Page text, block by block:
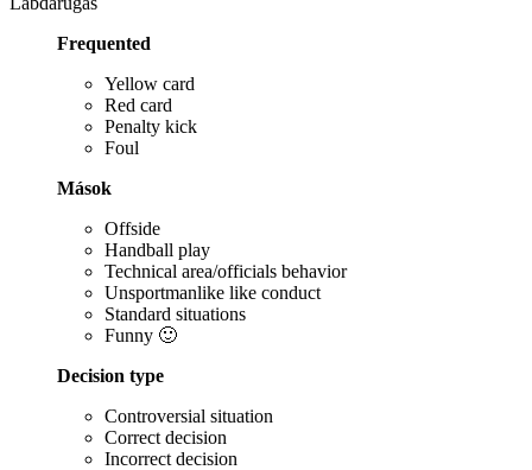
Frequented
Yellow card
Red card
Penalty kick
Foul
Mások
Offside
Handball play
Technical area/officials behavior
Unsportmanlike like conduct
Standard situations
Funny 🙂
Decision type
Controversial situation
Correct decision
Incorrect decision